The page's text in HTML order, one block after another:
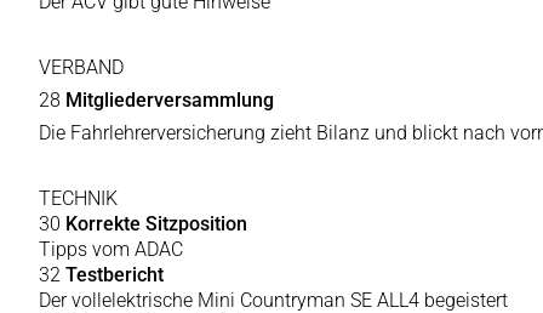
VERBAND
28 Mitgliederversammlung
Die Fahrlehrerversicherung zieht Bilanz und blickt nach
TECHNIK
30 Korrekte Sitzposition
Tipps vom ADAC
32 Testbericht
Der vollelektrische Mini Countryman SE ALL4 begeistert